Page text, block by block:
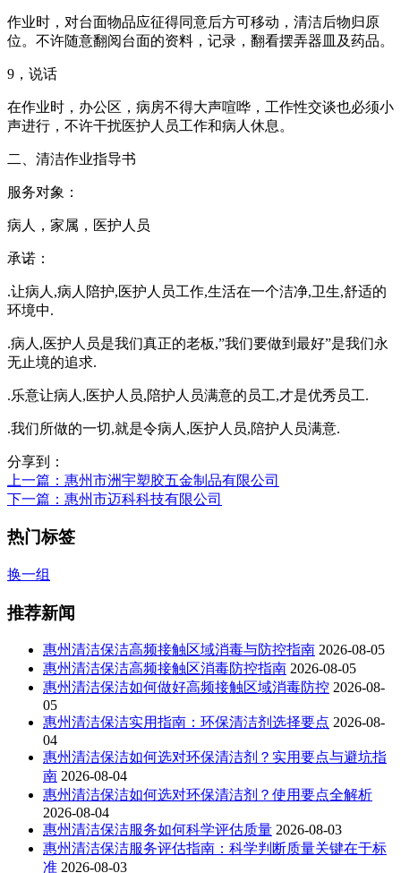
作业时，对台面物品应征得同意后方可移动，清洁后物归原
位。不许随意翻阅台面的资料，记录，翻看摆弄器皿及药品。
9，说话
在作业时，办公区，病房不得大声喧哗，工作性交谈也必须小
声进行，不许干扰医护人员工作和病人休息。
二、清洁作业指导书
服务对象：
病人，家属，医护人员
承诺：
.让病人,病人陪护,医护人员工作,生活在一个洁净,卫生,舒适的
环境中.
.病人,医护人员是我们真正的老板,”我们要做到最好”是我们永
无止境的追求.
.乐意让病人,医护人员,陪护人员满意的员工,才是优秀员工.
.我们所做的一切,就是令病人,医护人员,陪护人员满意.
分享到：
上一篇 ：惠州市洲宇塑胶五金制品有限公司
下一篇 ：惠州市迈科科技有限公司
热门标签
换一组
推荐新闻
惠州清洁保洁高频接触区域消毒与防控指南 2026-08-05
惠州清洁保洁高频接触区消毒防控指南 2026-08-05
惠州清洁保洁如何做好高频接触区域消毒防控 2026-08-
05
惠州清洁保洁实用指南：环保清洁剂选择要点 2026-08-
04
惠州清洁保洁如何选对环保清洁剂？实用要点与避坑指
南 2026-08-04
惠州清洁保洁如何选对环保清洁剂？使用要点全解析
2026-08-04
惠州清洁保洁服务如何科学评估质量 2026-08-03
惠州清洁保洁服务评估指南：科学判断质量关键在于标
准 2026-08-03